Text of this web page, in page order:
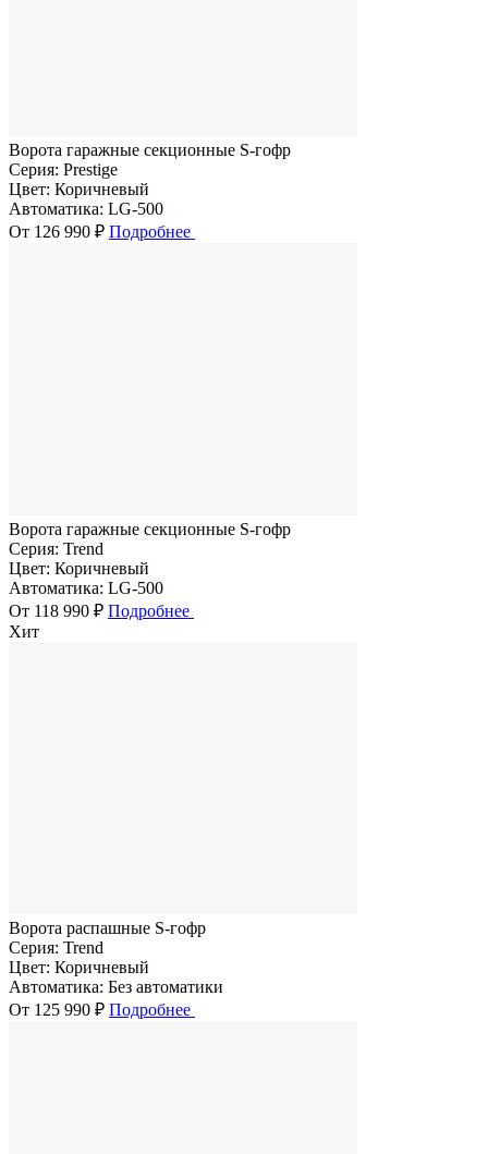
Ворота гаражные секционные S-гофр
Серия: Prestige
Цвет: Коричневый
Автоматика: LG-500
От 126 990 ₽ Подробнее
Ворота гаражные секционные S-гофр
Серия: Trend
Цвет: Коричневый
Автоматика: LG-500
От 118 990 ₽ Подробнее
Хит
Ворота распашные S-гофр
Серия: Trend
Цвет: Коричневый
Автоматика: Без автоматики
От 125 990 ₽ Подробнее